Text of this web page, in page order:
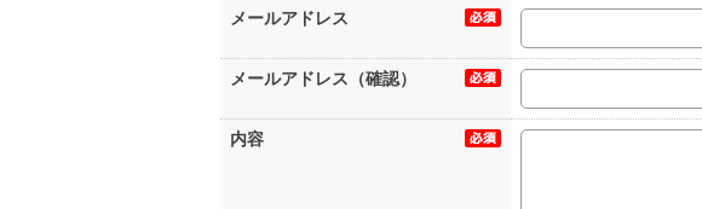
メールアドレス
メールアドレス（確認）
内容